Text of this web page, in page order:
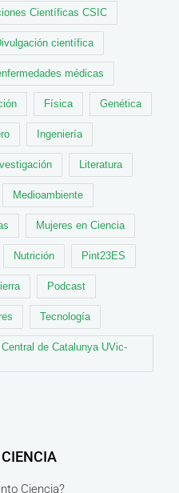
Científicas CSIC
científica
médicas
Física Genética
Ingeniería
Literatura
Medioambiente
Mujeres en Ciencia
Nutrición Pint23ES
Podcast
Tecnología
de Catalunya UVic-
Ciencia?